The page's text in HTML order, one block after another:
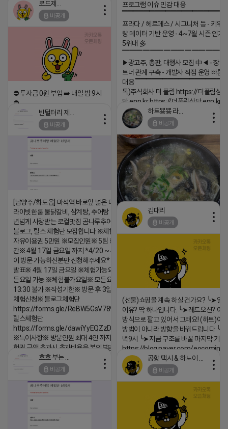
2026-04-18 17:12
프로그램 이슈 민감 대응
▔▔▔▔▔▔▔▔▔▔▔▔▔▔▔▔▔▔ ▶
프라다 / 헤르메스 / 시그니처 등 - 키워
량 데이터 기반 운영 - 4~7월 시즌 인기
5위내 多
▶광고주, 총판, 대행사 모집 中◀ - 장기
트너 관계 구축 - 개발사 직접 운영 빠른
대응
톡)주식회사 더 풀림 https://더풀림상
담.enn.kr https://더풀림상담.enn.kr
2026-04-18 17:26
비공개
⛔️ 투자금 0원 부업 ➡️ 내일 밤 9시
⛔️
2026-04-18 17:23
하트뿅뿅 라이언
비공개
https://m.blog.naver.com/
2026-04-18 17:23
비공개
[남양주/화도읍] 마석역 바로앞 넓은 매장과, 프
라이빗한룸 물닭갈비, 삼계탕, 추어탕 맛집 10
년넘게 사랑받는 로컬맛집 곰나루추어탕에서
블로그, 릴스 체험단 모집합니다 ※체험메뉴※
자유이용권 5만원 ※모집인원※ 5팀 ※모집기
간※ 4월 17일 금요일 까지 *4/20 ~ 4/26 사
이 방문 가능하신분만 신청해주세요* ※체험단
발표※ 4월 17일 금요일 ※체험가능요일※ 모
든요일 가능 ※체험불가요일※ 모든요일 12 ~
13:30 불가 ※작성기한※ 방문 후 3일 이내 ※
체험신청※ 블로그체험단
https://forms.gle/ReBW5GsV789ur2Pz6
릴스체험단
https://forms.gle/dawiYyEQZzDdqf8W8
※특이사항※ 방문인원 최대 4인 까지 가능 체
험권 금액 초과시 초과비용은 본인부담입니다.
2026-04-18 17:18
김대리
비공개
(선물)쇼핑몰 계속 하실 건가요? ╰➤열
이유? 딱 하나입니다. ╰➤레드오션? 아
방식으로 팔고 있어서 그래요! (하트)이
방법이 아니라 방향을 바꿔드립니다
녁9시 ╰➤지금 구조를 바꿀 마지막 기회
https://blog.naver.com/eocomim/
2026-04-18 17:15
비공개 비공개